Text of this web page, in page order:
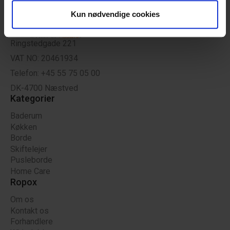
data med andre oplysninger, du har givet dem, eller som
de har indsamlet fra din brug af deres tjenester.
Kun nødvendige cookies
Ringstedgade 221
VAT NO: 20461934
Telefon: +45 55 75 05 00
DK-4700 Næstved
Kategorier
Baderum
Køkken
Borde
Skiftelejer
Pusleborde
Home Care
Ropox
Om os
Kontakt os
Forhandlere